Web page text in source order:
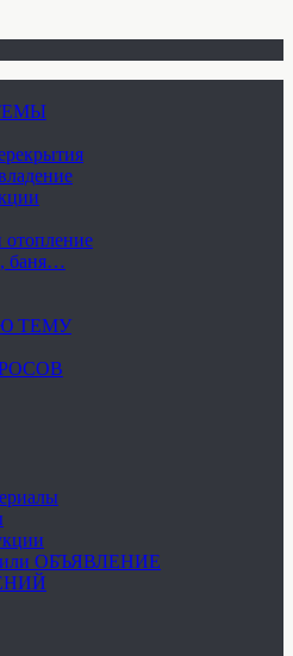
баня…
ТЕМУ
ОБЪЯВЛЕНИЕ